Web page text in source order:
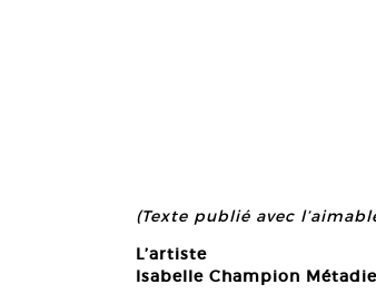
(Texte publié avec
L’artiste
Isabelle Champion